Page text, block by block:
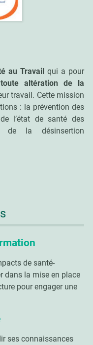
au Travail qui a pour
altération de la
travail. Cette mission
: la prévention des
l’état de santé des
de la désinsertion
de santé-
dans la mise en place
pour engager une
ses connaissances